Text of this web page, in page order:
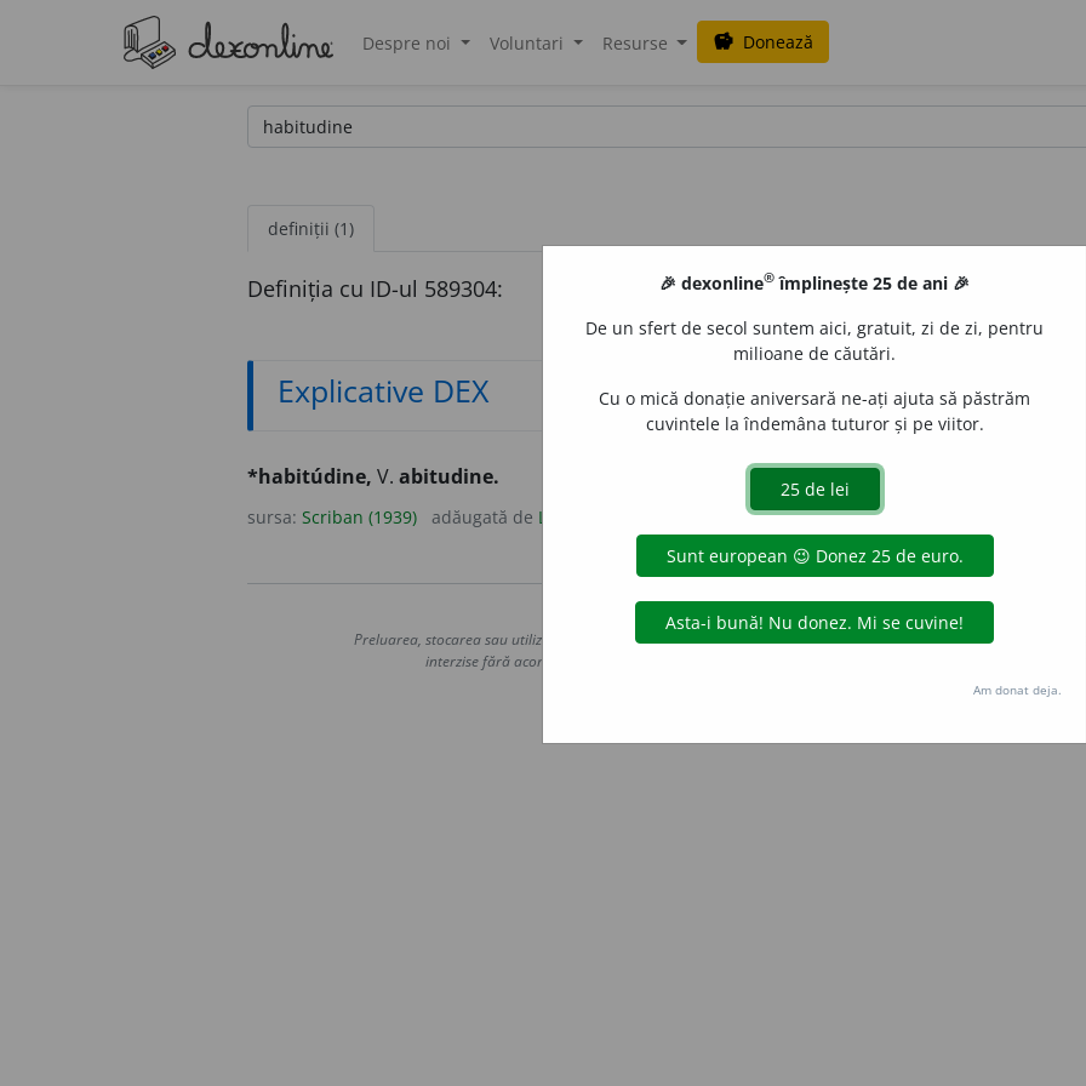
Despre noi Voluntari Resurse savings Donează
definiții (1)
Definiția cu ID-ul 589304:
Explicative DEX
*habitúdine, V. abitudine.
sursa: Scriban (1939) adăugată de LauraGellner
Copyright © 2004-2026 dexonline (https://dexonline.ro)
Preluarea, stocarea sau utilizarea datelor de pe acest site, inclusiv prin orice metode de extragere automată
interzise fără acordul nostru prealabil scris, cu excepția seturilor de date oferite oficial spre utilizare
Hosterion
🎉 dexonline® împlinește 25 de ani 🎉
De un sfert de secol suntem aici, gratuit, zi de zi, pentru
milioane de căutări.
Cu o mică donație aniversară ne-ați ajuta să păstrăm
cuvintele la îndemâna tuturor și pe viitor.
Am donat deja.